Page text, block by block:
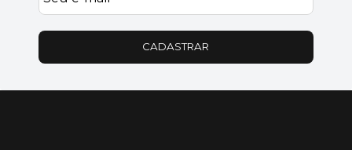
CADASTRAR